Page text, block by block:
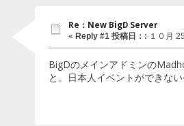
Re：New BigD Server
« Reply #1 投稿日：: １０月
BigDのメインアドミンの
と。日本人イベントができな